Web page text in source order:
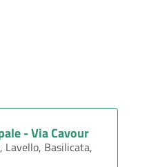
- Via Cavour
Lavello, Basilicata,